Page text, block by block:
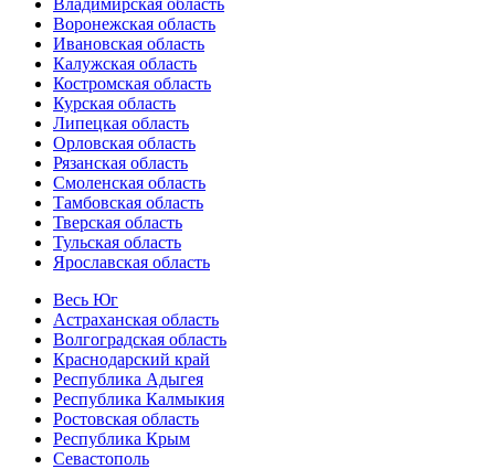
Владимирская область
Воронежская область
Ивановская область
Калужская область
Костромская область
Курская область
Липецкая область
Орловская область
Рязанская область
Смоленская область
Тамбовская область
Тверская область
Тульская область
Ярославская область
Весь Юг
Астраханская область
Волгоградская область
Краснодарский край
Республика Адыгея
Республика Калмыкия
Ростовская область
Республика Крым
Севастополь